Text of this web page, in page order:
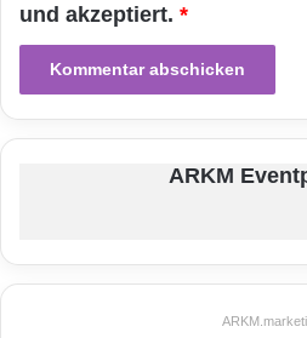
Festnetz
Informationstechnik
und akzeptiert. *
ARKM